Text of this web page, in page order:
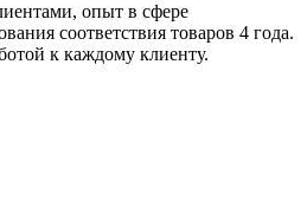
опыт в сфере
соответствия товаров 4 года.
к каждому клиенту.